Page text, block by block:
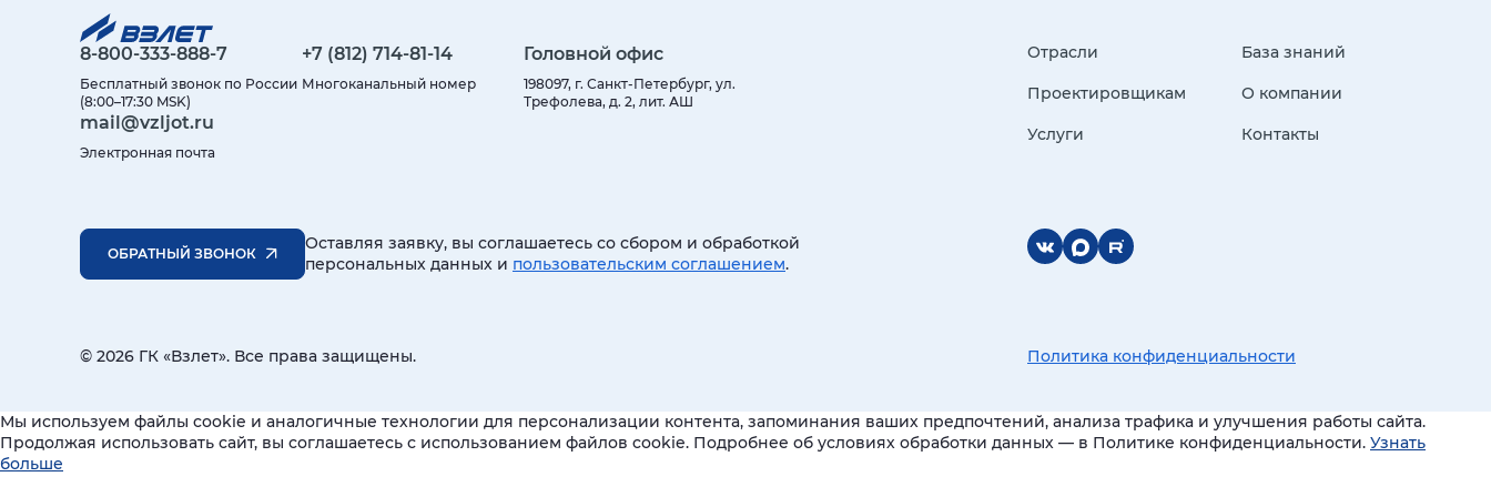
8-800-333-888-7
Бесплатный звонок по России
(8:00–17:30 MSK)
+7 (812) 714-81-14
Многоканальный номер
Головной офис
198097, г. Санкт-Петербург, ул.
Трефолева, д. 2, лит. АШ
mail@vzljot.ru
Электронная почта
Отрасли
Проектировщикам
Услуги
База знаний
О компании
Контакты
ОБРАТНЫЙ ЗВОНОК
Оставляя заявку, вы соглашаетесь со сбором и обработкой
персональных данных и пользовательским соглашением.
© 2026 ГК «Взлет». Все права защищены. Политика конфиденциальности
Мы используем файлы cookie и аналогичные технологии для персонализации контента, запоминания ваших предпочтений, анализа трафика и улучшения работы сайта.
Продолжая использовать сайт, вы соглашаетесь с использованием файлов cookie. Подробнее об условиях обработки данных — в Политике конфиденциальности. Узнать
больше